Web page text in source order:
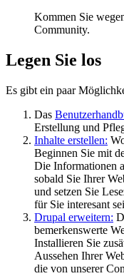
Kommen Sie
Community.
Legen Sie los
Es gibt ein paar
Das
Erstellung und
Inhalte erstellen:
Beginnen Sie mit
Die Informationen
sobald Sie Ihrer
und setzen Sie
für Sie interesant
Drupal erweitern:
bemerkenswerte
Installieren Sie
Aussehen Ihrer
die von unserer